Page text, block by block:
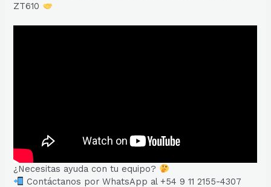
ZT610
¿Necesitas ayuda con tu equipo?
Contáctanos por WhatsApp al +54 9 11 2155-4307